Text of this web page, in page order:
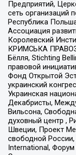
Предприятий,
сеть организаций
Республика
Ассоциация
Королевский
КРИМСЬКА
Бёлля, Stichting
правовой
Фонд Открытой
украинский
Украинская
Декабристы,
Вильсона,
духовный центр ,
Швеции, Проект
свободной
International,